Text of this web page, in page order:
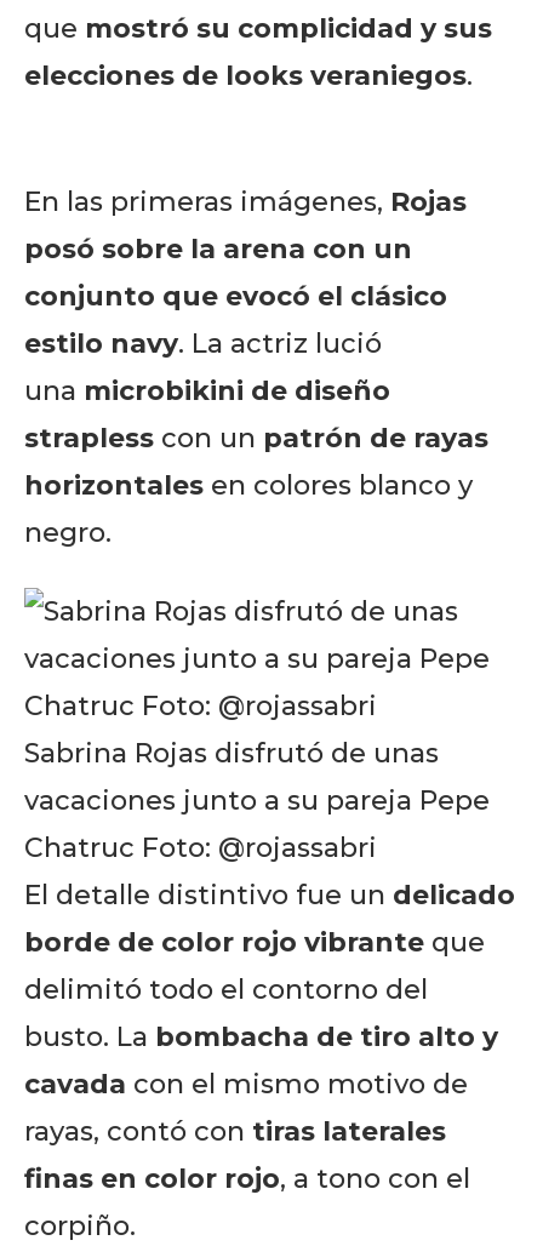
que mostró su complicidad y sus
elecciones de looks veraniegos.
En las primeras imágenes, Rojas
posó sobre la arena con un
conjunto que evocó el clásico
estilo navy. La actriz lució
una microbikini de diseño
strapless con un patrón de rayas
horizontales en colores blanco y
negro.
Sabrina Rojas disfrutó de unas
vacaciones junto a su pareja Pepe
Chatruc Foto: @rojassabri
El detalle distintivo fue un delicado
borde de color rojo vibrante que
delimitó todo el contorno del
busto. La bombacha de tiro alto y
cavada con el mismo motivo de
rayas, contó con tiras laterales
finas en color rojo, a tono con el
corpiño.